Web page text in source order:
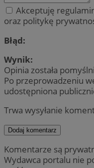
Akceptuję
oraz politykę
Błąd:
Wynik:
Opinia została
Po przeprowadzeniu
udostępniona
Trwa wysyłanie
Dodaj komentarz
Komentarze są
Wydawca portalu nie